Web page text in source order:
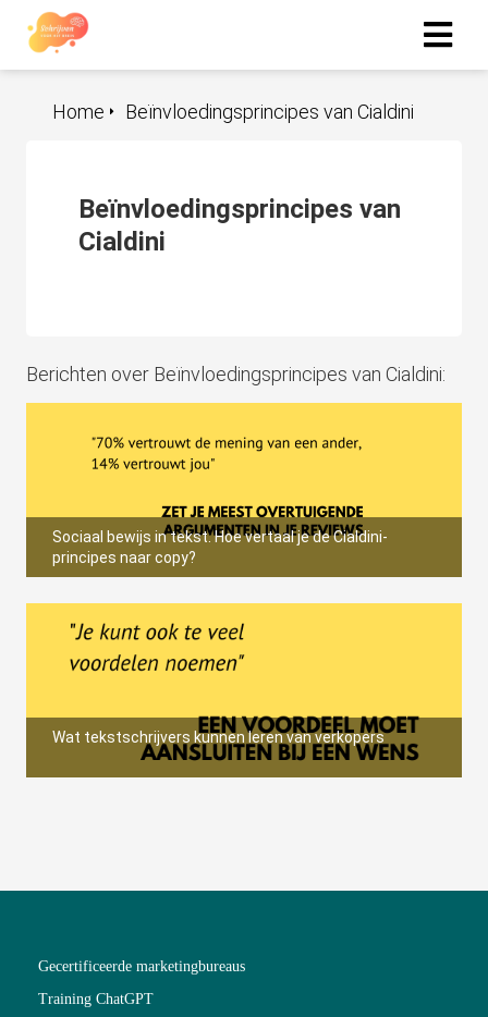
Beïnvloedingsprincipes van Cialdini
Home
Beïnvloedingsprincipes van
Cialdini
Berichten over Beïnvloedingsprincipes van Cialdini:
Sociaal bewijs in tekst. Hoe vertaal je de Cialdini-
principes naar copy?
Wat tekstschrijvers kunnen leren van verkopers
Gecertificeerde marketingbureaus
Training ChatGPT